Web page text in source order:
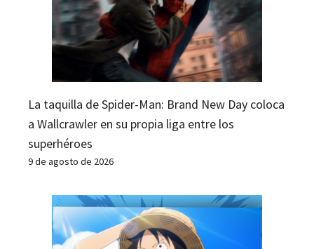
La taquilla de Spider-Man: Brand New Day coloca
a Wallcrawler en su propia liga entre los
superhéroes
9 de agosto de 2026